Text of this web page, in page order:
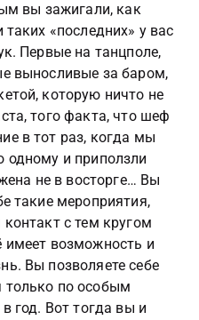
вы зажигали, как
«последних» у вас
Первые на танцполе,
выносливые за баром,
которую ничто не
того факта, что шеф
в тот раз, когда мы
одному и приползли
не в восторге… Вы
такие мероприятия,
с тем кругом
возможность и
Вы позволяете себе
только по особым
год. Вот тогда вы и